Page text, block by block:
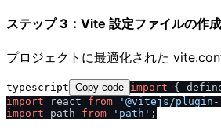
ステップ 3：Vite 設定ファイルの作成
プロジェクトに最適化された
typescript Copy code import {
import react from '@vitejs/
import path from 'path' ;